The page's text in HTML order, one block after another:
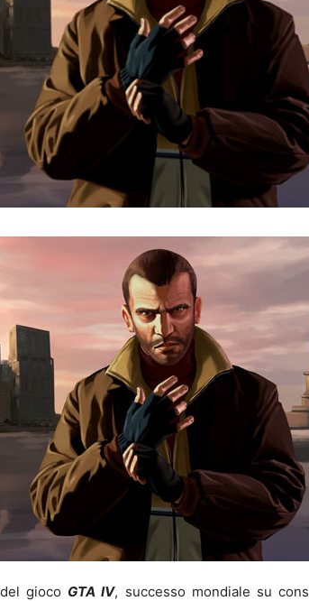
gioco GTA IV, successo mondiale su